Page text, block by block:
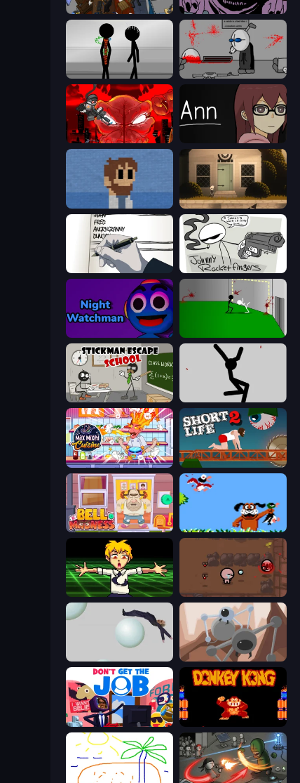
Foreign Creature 2 The Owner Is Dead
Stick Figure Penalty 2 Madness Deathwish
Madness Accelerant
Once Upon A Coma
Death Note Type Johnny Rocketfingers
Stickman Escape School
Max Mixed Cuisine Short Life 2
Bell Madness Duck Hunt
Chainsaw Dance
Bush Ragdoll Tri-Achnid
Don't Get the Job Donkey Kong Returns